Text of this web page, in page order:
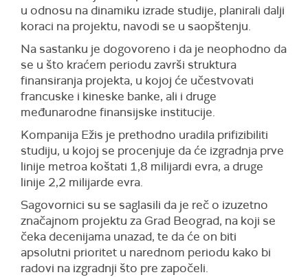
u odnosu na dinamiku izrade studije, planirali dalji
koraci na projektu, navodi se u saopštenju.
Na sastanku je dogovoreno i da je neophodno da
se u što kraćem periodu završi struktura
finansiranja projekta, u kojoj će učestvovati
francuske i kineske banke, ali i druge
međunarodne finansijske institucije.
Kompanija Ežis je prethodno uradila prifizibiliti
studiju, u kojoj se procenjuje da će izgradnja prve
linije metroa koštati 1,8 milijardi evra, a druge
linije 2,2 milijarde evra.
Sagovornici su se saglasili da je reč o izuzetno
značajnom projektu za Grad Beograd, na koji se
čeka decenijama unazad, te da će on biti
apsolutni prioritet u narednom periodu kako bi
radovi na izgradnji što pre započeli.